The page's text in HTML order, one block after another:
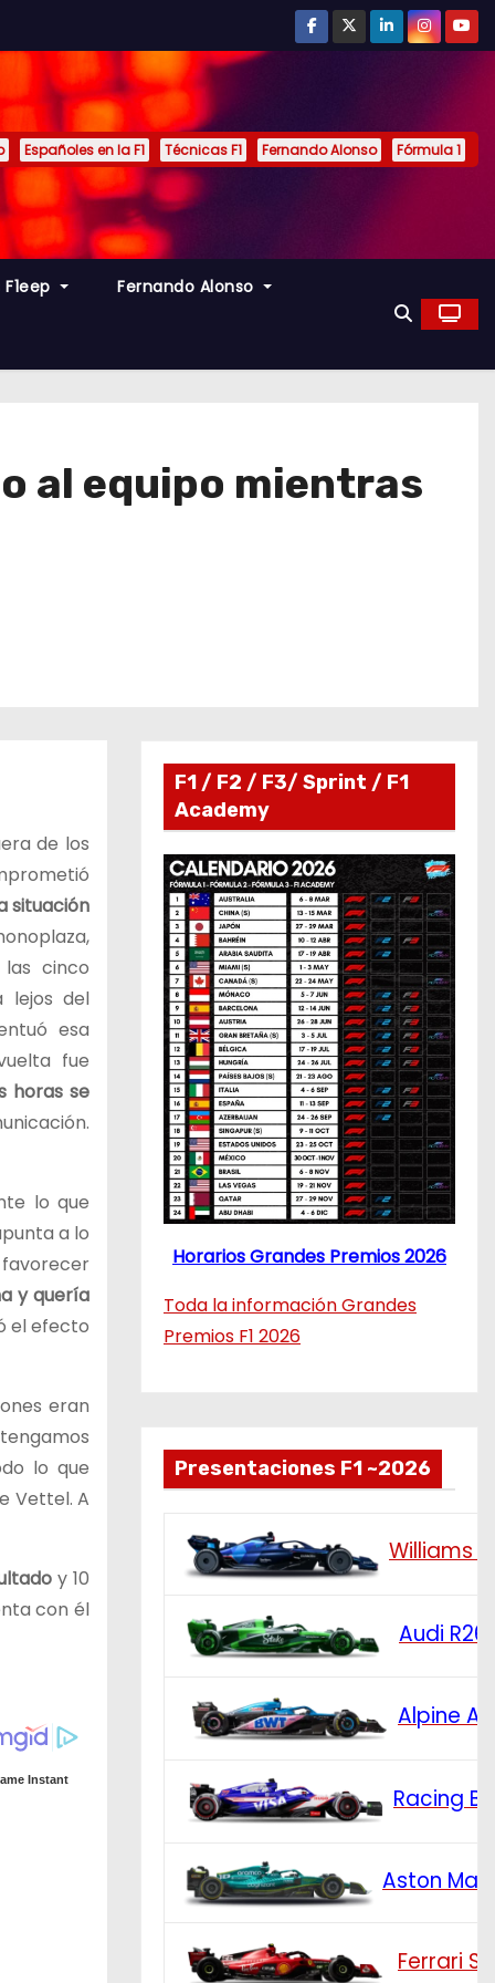
Españoles en la F1 Técnicas F1 Fernando Alonso Fórmula 1
Fernando Alonso
al equipo mientras
de los
situación
cinco
lejos del
esa
fue
horas se
lo que
a lo
y quería
el efecto
eran
lo que
Vettel. A
y 10
con él
F1 / F2 / F3/ Sprint / F1
Academy
Horarios Grandes Premios 2026
Toda la información Grandes
Premios F1 2026
Presentaciones F1 ~2026
Williams
Audi R26
Alpine
Racing
Aston
Ferrari